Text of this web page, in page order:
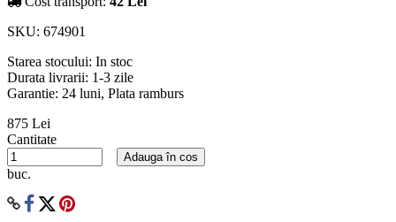
SKU: 674901
Starea stocului: In stoc
Durata livrarii: 1-3 zile
Garantie: 24 luni, Plata ramburs
875 Lei
Cantitate
buc.
Adauga în cos